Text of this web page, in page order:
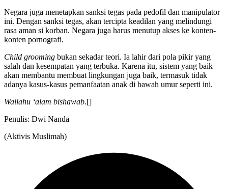
Negara juga menetapkan sanksi tegas pada pedofil dan manipulator
ini. Dengan sanksi tegas, akan tercipta keadilan yang melindungi
rasa aman si korban. Negara juga harus menutup akses ke konten-
konten pornografi.
Child grooming bukan sekadar teori. Ia lahir dari pola pikir yang
salah dan kesempatan yang terbuka. Karena itu, sistem yang baik
akan membantu membuat lingkungan juga baik, termasuk tidak
adanya kasus-kasus pemanfaatan anak di bawah umur seperti ini.
Wallahu ‘alam bishawab.[]
Penulis: Dwi Nanda
(Aktivis Muslimah)